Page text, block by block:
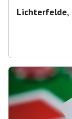
Lichterfelde,